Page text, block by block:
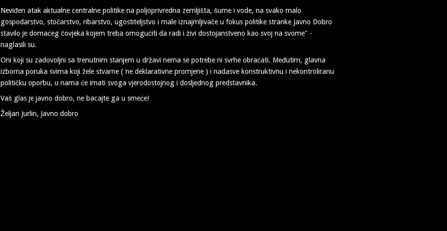
Neviđen atak aktualne centralne politike na poljoprivredna zemljišta, šume i vode, na svako malo
gospodarstvo, stočarstvo, ribarstvo, ugostiteljstvo i male iznajmljivače u fokus politike stranke Javno Dobro
stavilo je domaćeg čovjeka kojem treba omogućiti da radi i živi dostojanstveno kao svoj na svome" -
naglasili su.
Oni koji su zadovoljni sa trenutnim stanjem u državi nema se potrebe ni svrhe obraćati. Međutim, glavna
izborna poruka svima koji žele stvarne ( ne deklarativne promjene ) i nadasve konstruktivnu i nekontroliranu
političku oporbu, u nama će imati svoga vjerodostojnog i dosljednog predstavnika.
Vaš glas je javno dobro, ne bacajte ga u smeće!
Željan Jurlin, Javno dobro